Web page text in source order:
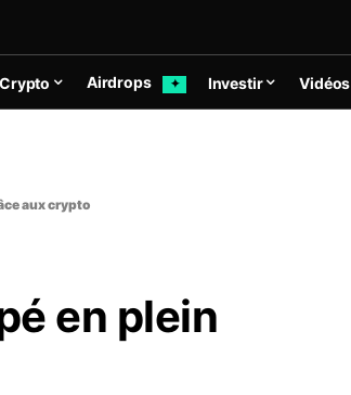
Crypto Airdrops ✦ Investir Vidéos
aux crypto
en plein